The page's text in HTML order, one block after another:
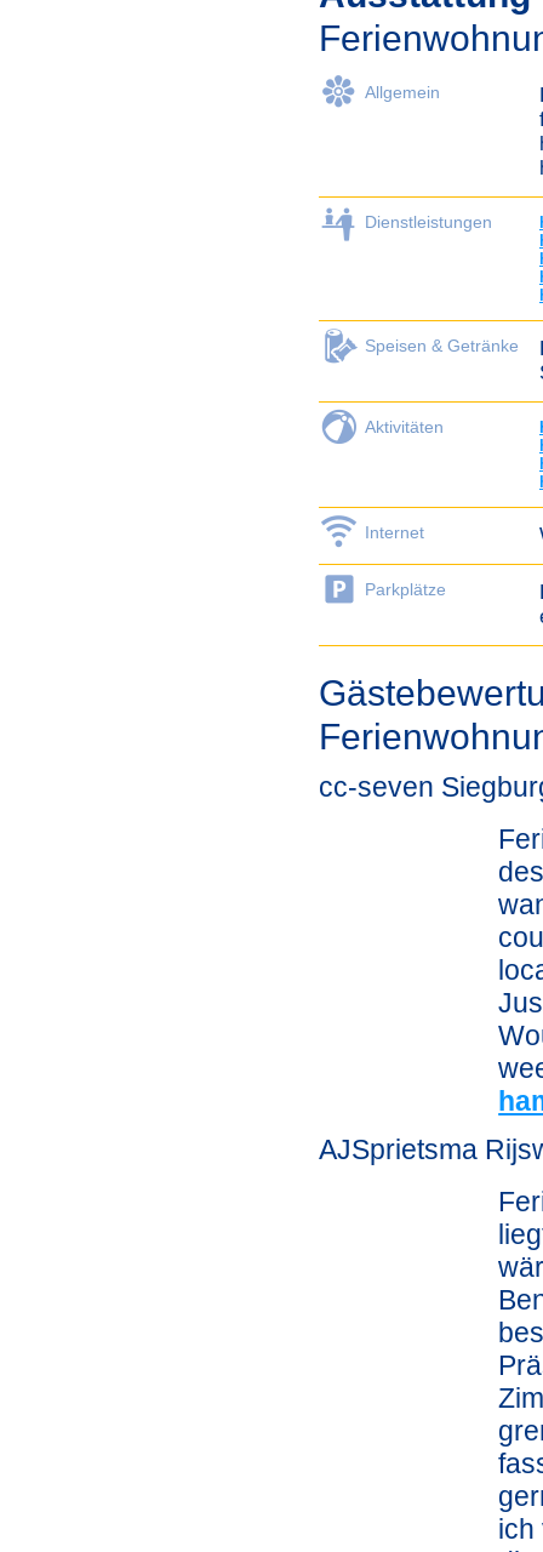
Allgemein
Dienstleistungen
Speisen & Getränke
Aktivitäten
Internet
Parkplätze
cc-seven
AJSprietsma
ich